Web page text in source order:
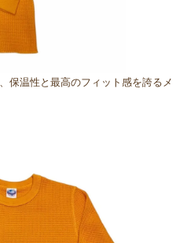
保温性と最高のフィット感を誇るメ